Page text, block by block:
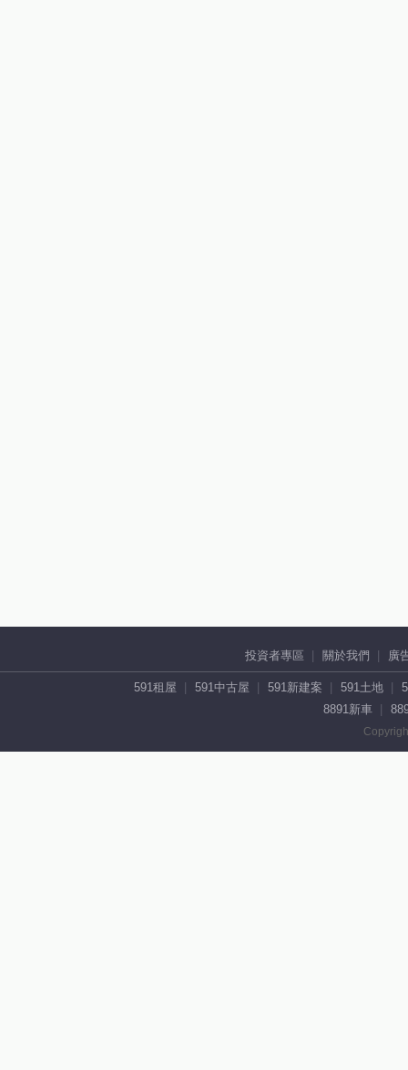
投資者專區 關於我們 廣
591租屋 591中古屋 591新建案 591土地
8891新車